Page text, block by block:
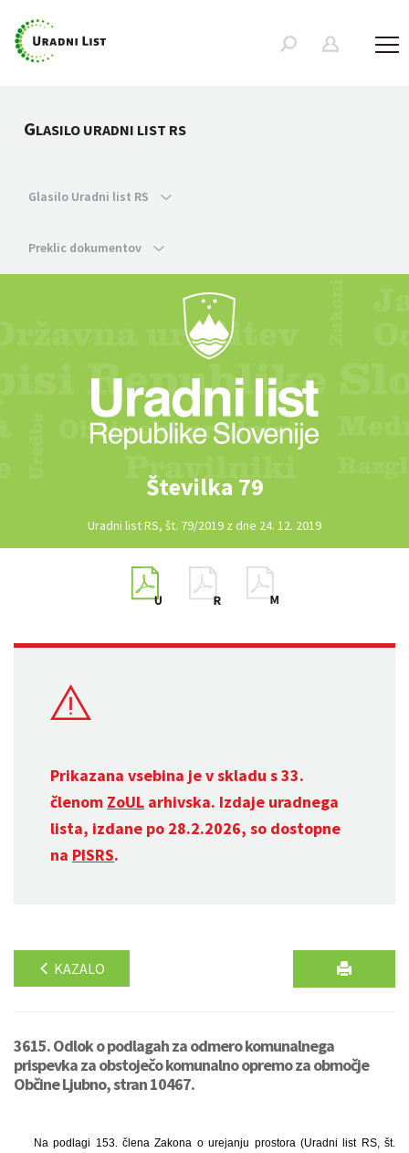
GLASILO URADNI LIST RS
Glasilo Uradni list RS
Preklic dokumentov
Številka 79
Uradni list RS, št. 79/2019 z dne 24. 12. 2019
Prikazana vsebina je v skladu s 33.
členom ZoUL arhivska. Izdaje uradnega
lista, izdane po 28.2.2026, so dostopne
na PISRS.
KAZALO
3615. Odlok o podlagah za odmero komunalnega
prispevka za obstoječo komunalno opremo za območje
Občine Ljubno, stran 10467.
Na podlagi 153. člena Zakona o urejanju prostora (Uradni list RS, št.